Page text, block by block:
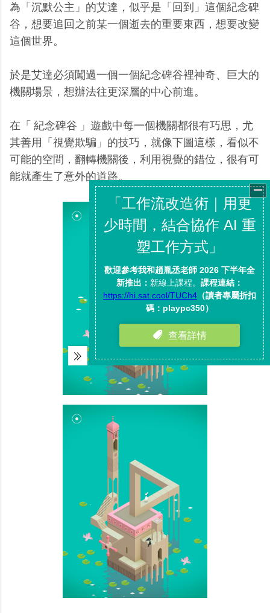
為「沉默公主」的艾達，似乎是「回到」這個紀念碑
谷，想要追回之前某一個逝去的重要東西，想要改變
這個世界。
於是艾達必須闖過一個一個紀念碑谷裡神奇、巨大的
機關場景，想辦法往更深層的中心前進。
在「 紀念碑谷 」遊戲中每一個機關都很有巧思，尤
其善用「視覺欺騙」的技巧，就像下圖這樣，看似不
可能的空間，翻轉機關後，利用視覺的錯位，很有可
能就產生了意外的道路。